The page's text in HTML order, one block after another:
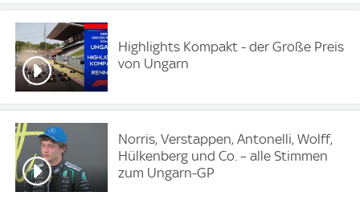
Highlights Kompakt - der Große Preis
von Ungarn
Norris, Verstappen, Antonelli, Wolff,
Hülkenberg und Co. – alle Stimmen
zum Ungarn-GP